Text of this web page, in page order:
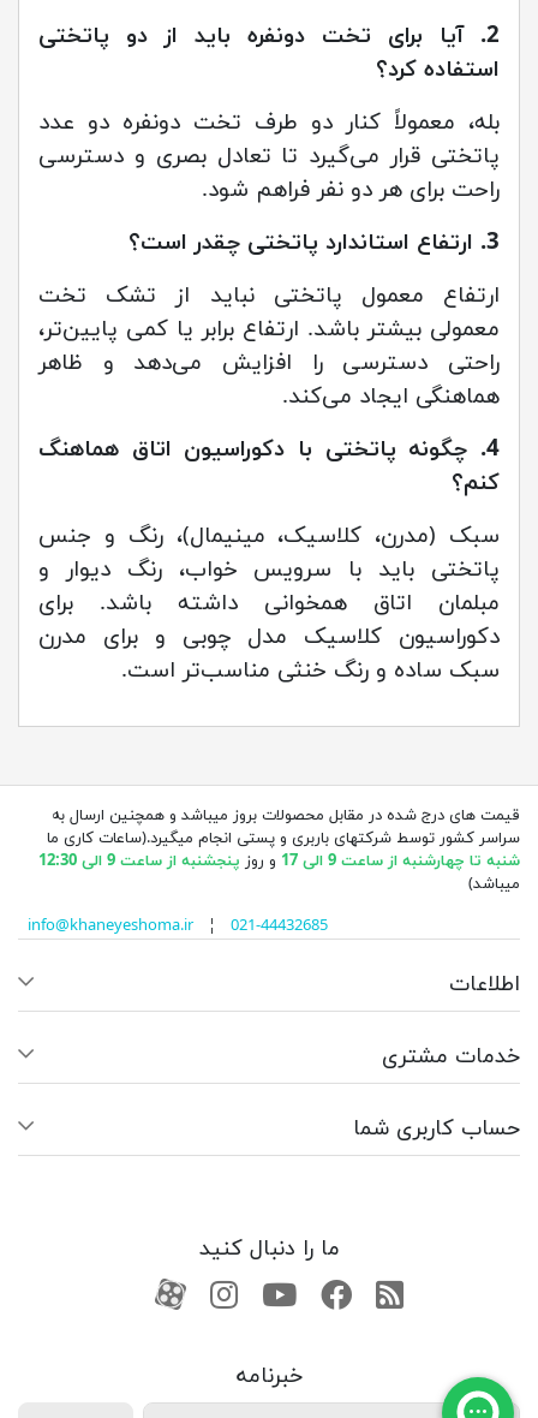
2. آیا برای تخت دونفره باید از دو پاتختی
استفاده کرد؟
بله، معمولاً کنار دو طرف تخت دونفره دو عدد
پاتختی قرار می‌گیرد تا تعادل بصری و دسترسی
راحت برای هر دو نفر فراهم شود.
3. ارتفاع استاندارد پاتختی چقدر است؟
ارتفاع معمول پاتختی نباید از تشک تخت
معمولی بیشتر باشد. ارتفاع برابر یا کمی پایین‌تر،
راحتی دسترسی را افزایش می‌دهد و ظاهر
هماهنگی ایجاد می‌کند.
4. چگونه پاتختی با دکوراسیون اتاق هماهنگ
کنم؟
سبک (مدرن، کلاسیک، مینیمال)، رنگ و جنس
پاتختی باید با سرویس خواب، رنگ دیوار و
مبلمان اتاق همخوانی داشته باشد. برای
دکوراسیون کلاسیک مدل چوبی و برای مدرن
سبک ساده و رنگ خنثی مناسب‌تر است.
قیمت های درج شده در مقابل محصولات بروز میباشد و همچنین ارسال به
سراسر کشور توسط شرکتهای باربری و پستی انجام میگیرد.(ساعات کاری ما
شنبه تا چهارشنبه از ساعت 9 الی 17
و روز پنجشنبه از ساعت 9 الی 12:30
میباشد)
info@khaneyeshoma.ir¦ 021-44432685
اطلاعات
خدمات مشتری
حساب کاربری شما
ما را دنبال کنید
RSSفیسبوکیوتیوبکانال آپارات
کانال آپارات
خبرنامه